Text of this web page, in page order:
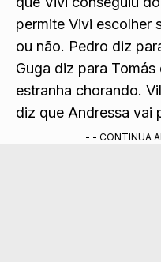
grávida. Arlete vai até
que Vivi conseguiu
permite Vivi escolher
ou não. Pedro diz
Guga diz para Tomás
estranha chorando.
diz que Andressa vai